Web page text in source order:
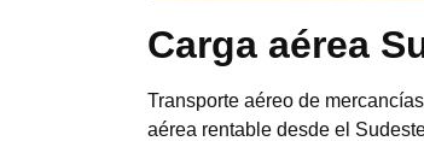
Carga aérea
Transporte aéreo de
aérea rentable desde el